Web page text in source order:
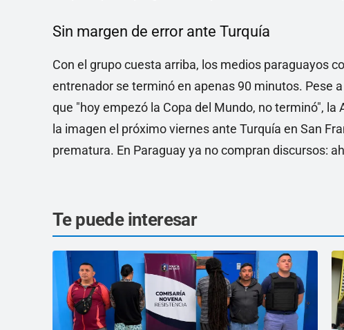
Sin margen de error ante Turquía
Con el grupo cuesta arriba, los medios paraguayos
entrenador se terminó en apenas 90 minutos. Pese
que "hoy empezó la Copa del Mundo, no terminó",
la imagen el próximo viernes ante Turquía en San
prematura. En Paraguay ya no compran discursos:
Te puede interesar